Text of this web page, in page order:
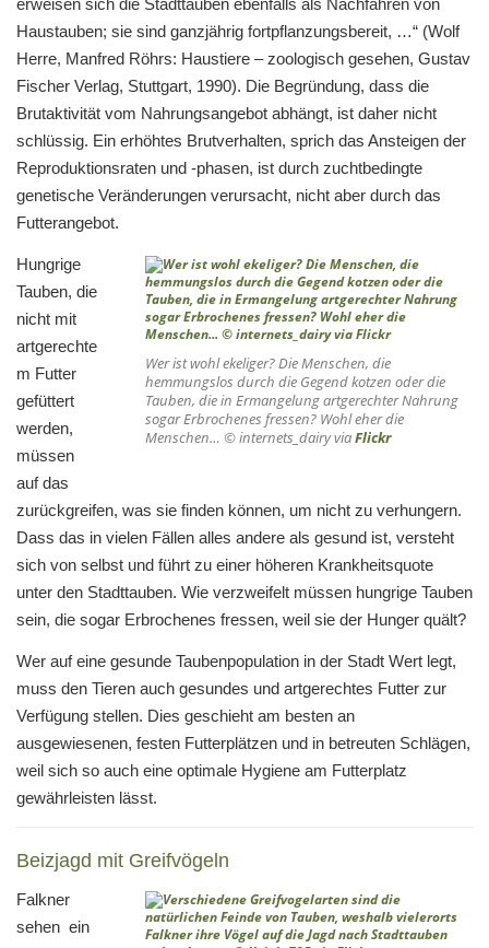
erweisen sich die Stadttauben ebenfalls als Nachfahren von
Haustauben; sie sind ganzjährig fortpflanzungsbereit, …“ (Wolf
Herre, Manfred Röhrs: Haustiere – zoologisch gesehen, Gustav
Fischer Verlag, Stuttgart, 1990). Die Begründung, dass die
Brutaktivität vom Nahrungsangebot abhängt, ist daher nicht
schlüssig. Ein erhöhtes Brutverhalten, sprich das Ansteigen der
Reproduktionsraten und -phasen, ist durch zuchtbedingte
genetische Veränderungen verursacht, nicht aber durch das
Futterangebot.
Wer ist wohl ekeliger? Die Menschen, die
hemmungslos durch die Gegend kotzen oder die
Tauben, die in Ermangelung artgerechter Nahrung
sogar Erbrochenes fressen? Wohl eher die
Menschen… © internets_dairy viaFlickr
Hungrige
Tauben, die
nicht mit
artgerechte
m Futter
gefüttert
werden,
müssen
auf das
zurückgreifen, was sie finden können, um nicht zu verhungern.
Dass das in vielen Fällen alles andere als gesund ist, versteht
sich von selbst und führt zu einer höheren Krankheitsquote
unter den Stadttauben. Wie verzweifelt müssen hungrige Tauben
sein, die sogar Erbrochenes fressen, weil sie der Hunger quält?
Wer auf eine gesunde Taubenpopulation in der Stadt Wert legt,
muss den Tieren auch gesundes und artgerechtes Futter zur
Verfügung stellen. Dies geschieht am besten an
ausgewiesenen, festen Futterplätzen und in betreuten Schlägen,
weil sich so auch eine optimale Hygiene am Futterplatz
gewährleisten lässt.
Beizjagd mit Greifvögeln
Falkner
sehen ein